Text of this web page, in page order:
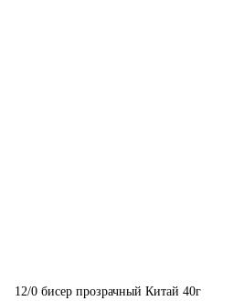
12/0 бисер прозрачный Китай 40г